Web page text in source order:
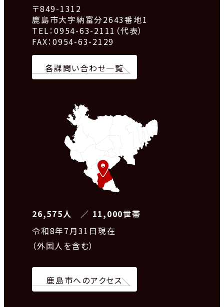
〒849-1312
鹿島市大字納富分2643番地1
TEL：0954-63-2111（代表）
FAX：0954-63-2129
各課問い合わせ一覧
26,575人 ／ 11,000世帯
令和8年7月31日現在
（外国人を含む）
鹿島市へのアクセス